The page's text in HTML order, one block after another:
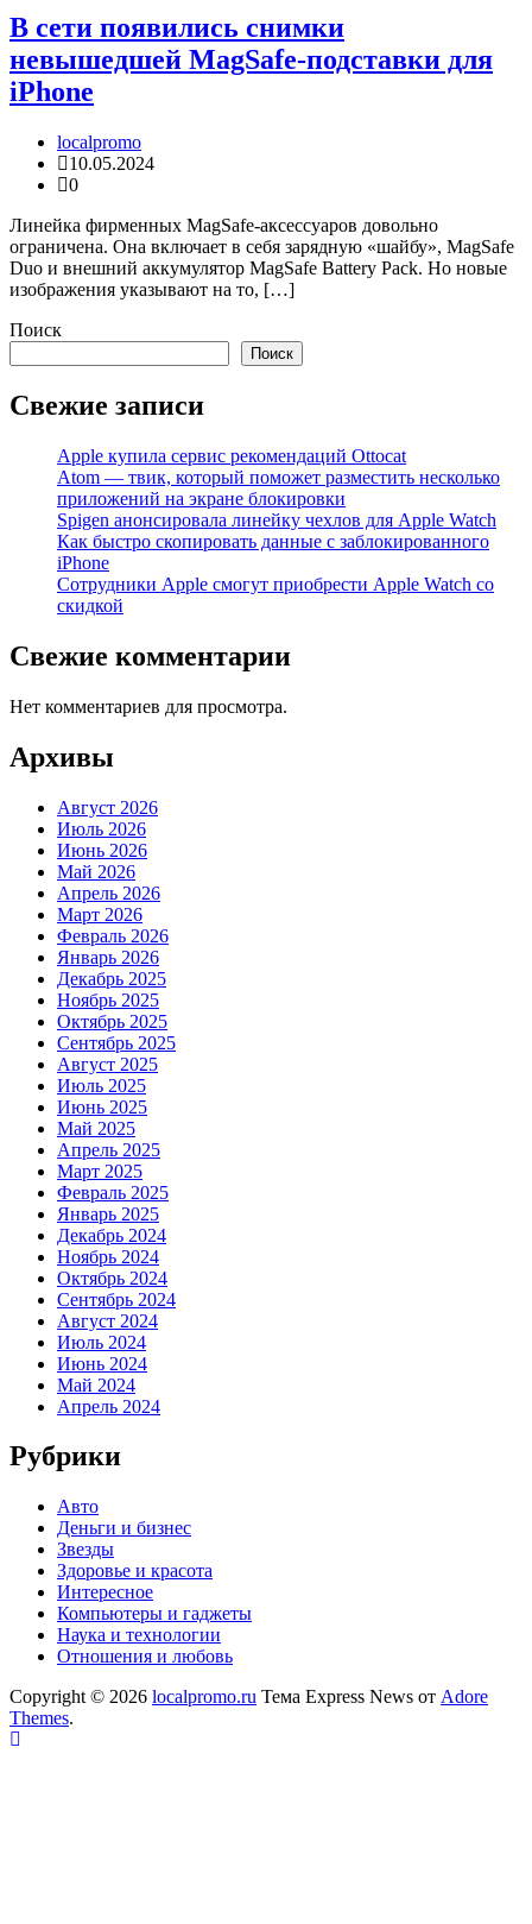
В сети появились снимки
невышедшей MagSafe-подставки для
iPhone
localpromo
10.05.2024
0
Линейка фирменных MagSafe-аксессуаров довольно
ограничена. Она включает в себя зарядную «шайбу», MagSafe
Duo и внешний аккумулятор MagSafe Battery Pack. Но новые
изображения указывают на то, […]
Поиск
Поиск
Свежие записи
Apple купила сервис рекомендаций Ottocat
Atom — твик, который поможет разместить несколько
приложений на экране блокировки
Spigen анонсировала линейку чехлов для Apple Watch
Как быстро скопировать данные с заблокированного
iPhone
Сотрудники Apple смогут приобрести Apple Watch со
скидкой
Свежие комментарии
Нет комментариев для просмотра.
Архивы
Август 2026
Июль 2026
Июнь 2026
Май 2026
Апрель 2026
Март 2026
Февраль 2026
Январь 2026
Декабрь 2025
Ноябрь 2025
Октябрь 2025
Сентябрь 2025
Август 2025
Июль 2025
Июнь 2025
Май 2025
Апрель 2025
Март 2025
Февраль 2025
Январь 2025
Декабрь 2024
Ноябрь 2024
Октябрь 2024
Сентябрь 2024
Август 2024
Июль 2024
Июнь 2024
Май 2024
Апрель 2024
Рубрики
Авто
Деньги и бизнес
Звезды
Здоровье и красота
Интересное
Компьютеры и гаджеты
Наука и технологии
Отношения и любовь
Copyright © 2026 localpromo.ru Тема Express News от Adore
Themes.